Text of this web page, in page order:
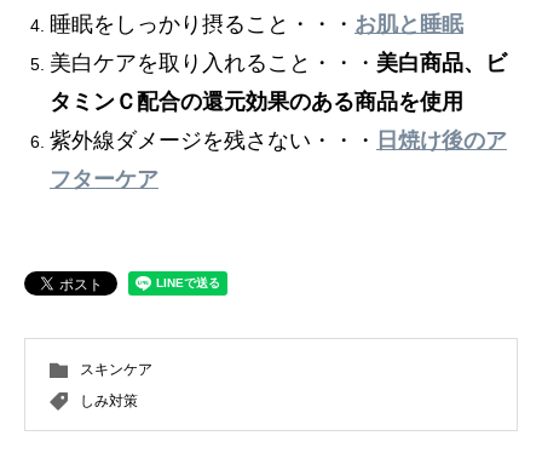
睡眠をしっかり摂ること・・・ お肌と睡眠
美白ケアを取り入れること・・・ 美白商品、ビ
タミンＣ配合の還元効果のある商品を使用
紫外線ダメージを残さない・・・ 日焼け後のア
フターケア
スキンケア
しみ対策